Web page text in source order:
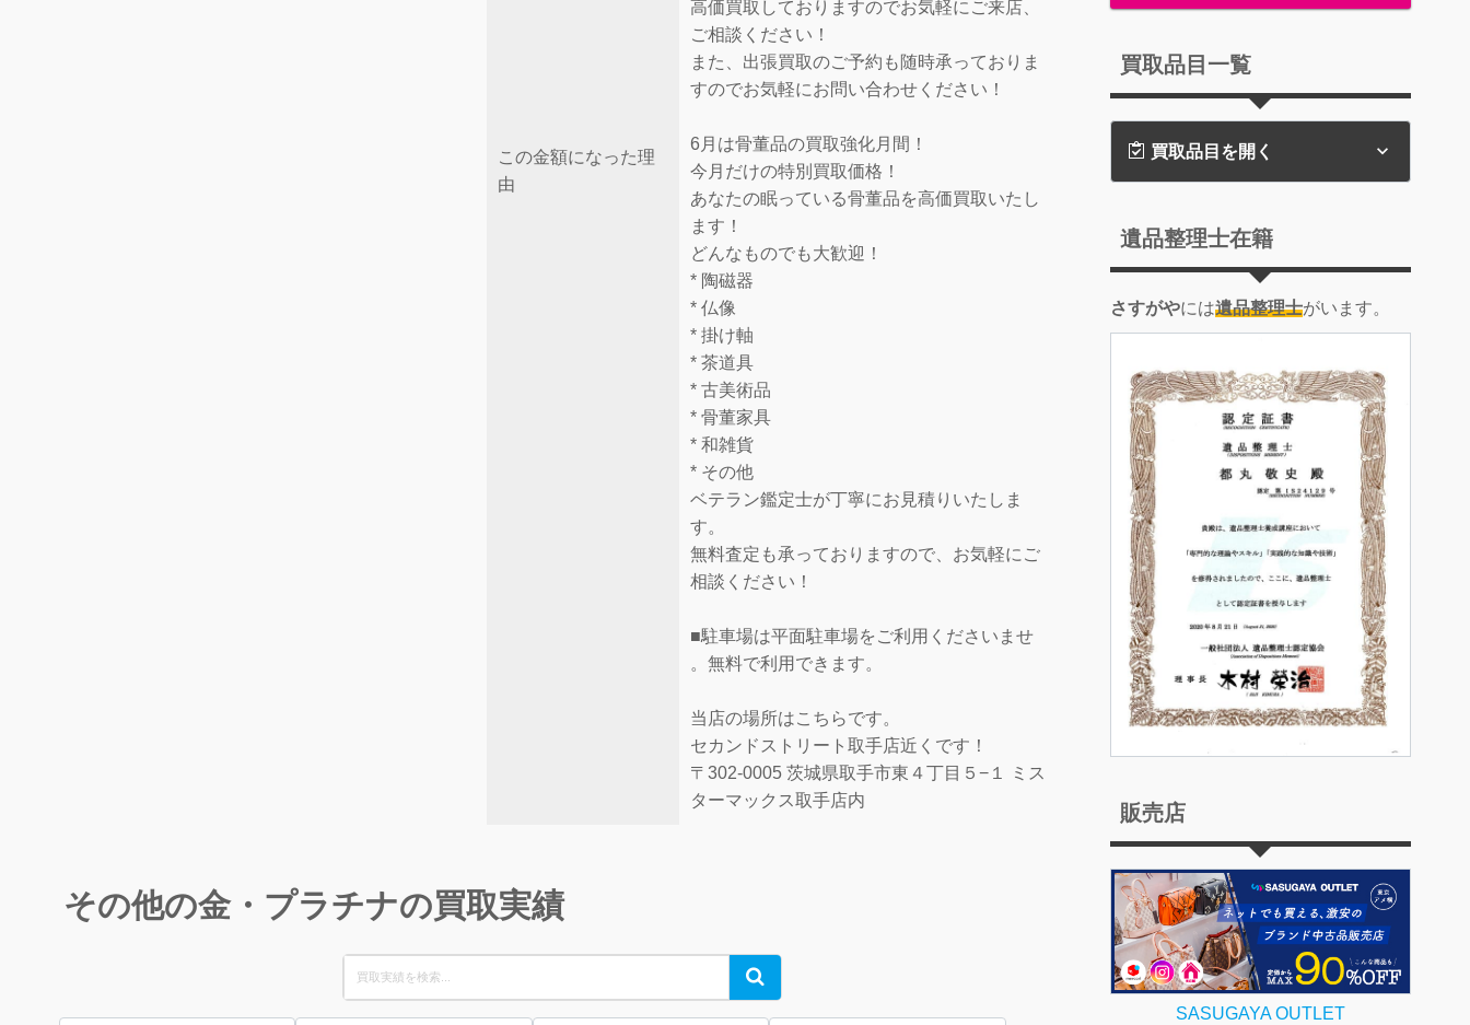
この金額になった理
由
高価買取しておりますのでお気軽にご来店、
ご相談ください！
また、出張買取のご予約も随時承っておりま
すのでお気軽にお問い合わせください！
6月は骨董品の買取強化月間！
今月だけの特別買取価格！
あなたの眠っている骨董品を高価買取いたし
ます！
どんなものでも大歓迎！
* 陶磁器
* 仏像
* 掛け軸
* 茶道具
* 古美術品
* 骨董家具
* 和雑貨
* その他
ベテラン鑑定士が丁寧にお見積りいたしま
す。
無料査定も承っておりますので、お気軽にご
相談ください！
■駐車場は平面駐車場をご利用くださいませ
。無料で利用できます。
当店の場所はこちらです。
セカンドストリート取手店近くです！
〒302-0005 茨城県取手市東４丁目５−１ ミス
ターマックス取手店内
その他の金・プラチナの買取実績
Search
for:
Search
買取品目一覧
買取品目を開く
遺品整理士在籍
さすがやには遺品整理士がいます。
販売店
SASUGAYA OUTLET